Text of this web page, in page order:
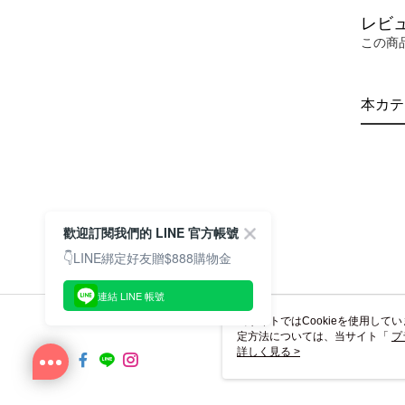
レビ
この商
本カ
当サイトではCookieを使用して
定方法については、当サイト「 プ
き使用される場合、当社がサイ
詳しく見る >
歡迎訂閱我們的 LINE 官方帳號
👇LINE綁定好友贈$888購物金
連結 LINE 帳號